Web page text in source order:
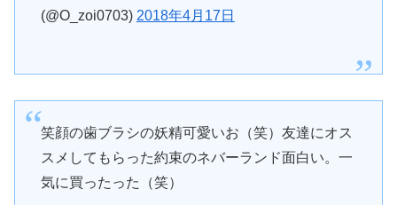
(@O_zoi0703) 2018年4月17日
笑顔の歯ブラシの妖精可愛いお（笑）友達にオス
スメしてもらった約束のネバーランド面白い。一
気に買ったった（笑）